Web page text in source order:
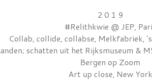
2 0 1 9
#Relithkwie @ JEP,
Collab, collide, collabse, Melkfabriek,
schatten uit het Rijksmuseum &
Bergen op Zoom
Art up close, New York